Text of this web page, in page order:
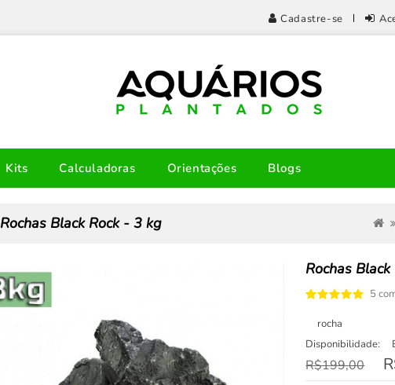
Cadastre-se
Kits Calculadoras Orientações Blogs
Rochas Black Rock - 3 kg
Rochas
5
rocha
Disponibilidade:
R$199,00